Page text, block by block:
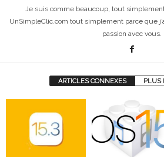
Je suis comme beaucoup, tout
UnSimpleClic.com tout simplement parce que
passion avec vous.
ARTICLES CONNEXES PLUS